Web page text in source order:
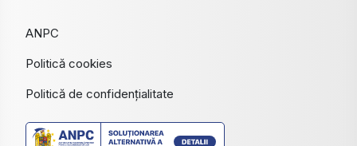
ANPC
Politică cookies
Politică de confidențialitate